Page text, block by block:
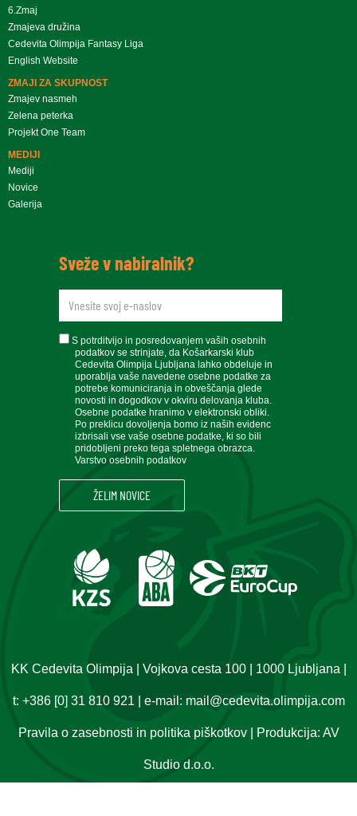
6.Zmaj
Zmajeva družina
Cedevita Olimpija Fantasy Liga
English Website
ZMAJI ZA SKUPNOST
Zmajev nasmeh
Zelena peterka
Projekt One Team
MEDIJI
Mediji
Novice
Galerija
Sveže v nabiralnik?
newsletteremail
soglasje
S potrditvijo in posredovanjem vaših osebnih
podatkov se strinjate, da Košarkarski klub
Cedevita Olimpija Ljubljana lahko obdeluje in
uporablja vaše navedene osebne podatke za
potrebe komuniciranja in obveščanja glede
novosti in dogodkov v okviru delovanja kluba.
Osebne podatke hranimo v elektronski obliki.
Po preklicu dovoljenja bomo iz naših evidenc
izbrisali vse vaše osebne podatke, ki so bili
pridobljeni preko tega spletnega obrazca.
Varstvo osebnih podatkov
KK Cedevita Olimpija | Vojkova cesta 100 | 1000 Ljubljana |
t: +386 [0] 31 810 921 | e-mail: mail@cedevita.olimpija.com
Pravila o zasebnosti in politika piškotkov| Produkcija: AV
Studio d.o.o.